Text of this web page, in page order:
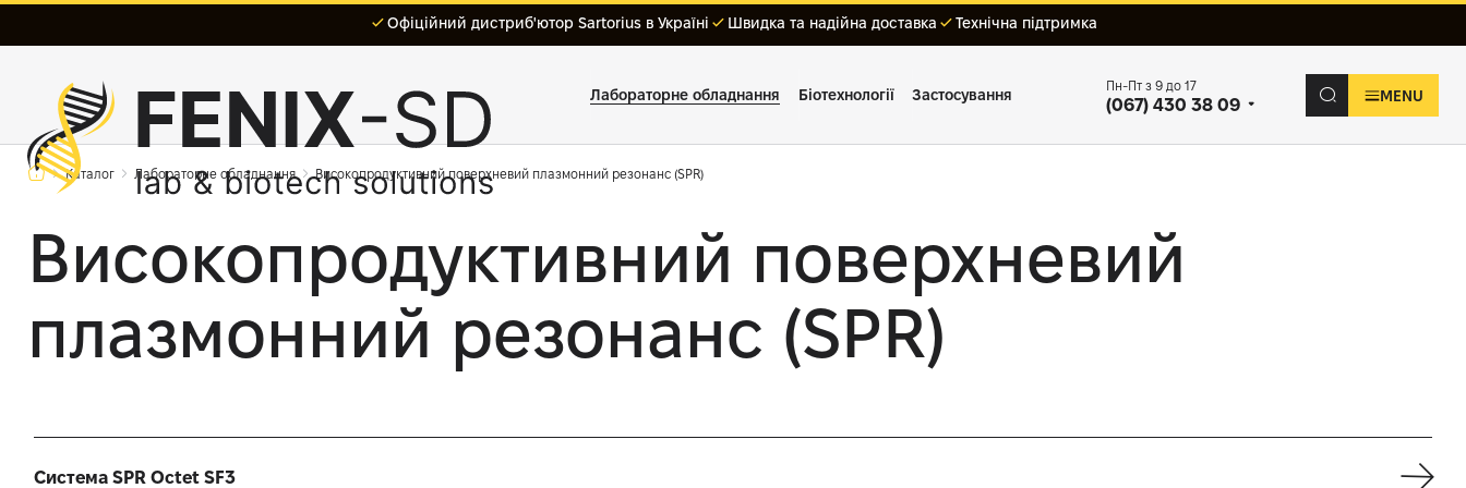
Офіційний дистриб'ютор Sartorius в Україні Швидка та надійна доставка Технічна підтримка
Лабораторне обладнання Біотехнології Застосування
Пн-Пт з 9 до 17
(067) 430 38 09 MENU
Каталог Лабораторне обладнання Високопродуктивний поверхневий плазмонний резонанс (SPR)
Високопродуктивний поверхневий
плазмонний резонанс (SPR)
Система SPR Octet SF3